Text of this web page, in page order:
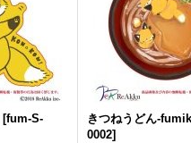
[fum-S-
きつねうどん-
0002]